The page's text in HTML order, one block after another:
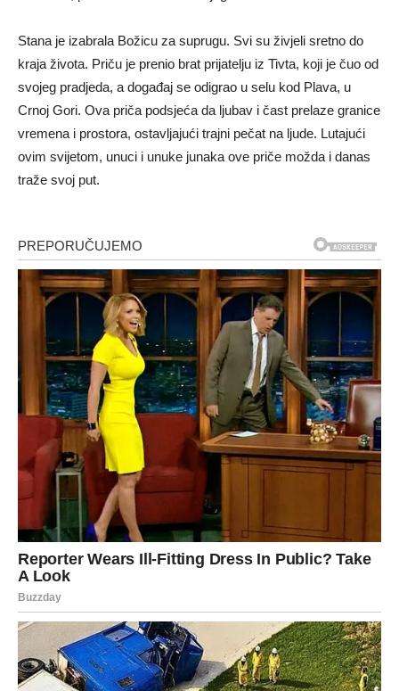
Stana je izabrala Božicu za suprugu. Svi su živjeli sretno do
kraja života. Priču je prenio brat prijatelju iz Tivta, koji je čuo od
svojeg pradjeda, a događaj se odigrao u selu kod Plava, u
Crnoj Gori. Ova priča podsjeća da ljubav i čast prelaze granice
vremena i prostora, ostavljajući trajni pečat na ljude. Lutajući
ovim svijetom, unuci i unuke junaka ove priče možda i danas
traže svoj put.